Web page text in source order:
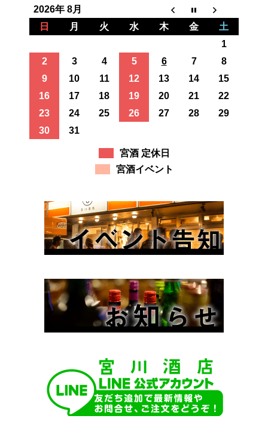
2026年 8月
日
月 火 水 木 金
土
1
2
3 4 5 6 7
8
9
10 11 12 13 14
15
16
17 18 19 20 21
22
23
24 25 26 27 28
29
30
31
宮酒 定休日
宮酒イベント